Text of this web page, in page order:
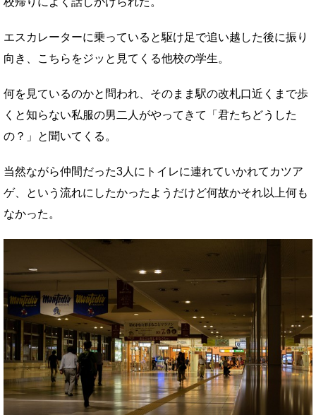
エスカレーターに乗っていると駆け足で追い越した後に振り
向き、こちらをジッと見てくる他校の学生。
何を見ているのかと問われ、そのまま駅の改札口近くまで歩
くと知らない私服の男二人がやってきて「君たちどうした
の？」と聞いてくる。
当然ながら仲間だった3人にトイレに連れていかれてカツア
ゲ、という流れにしたかったようだけど何故かそれ以上何も
なかった。